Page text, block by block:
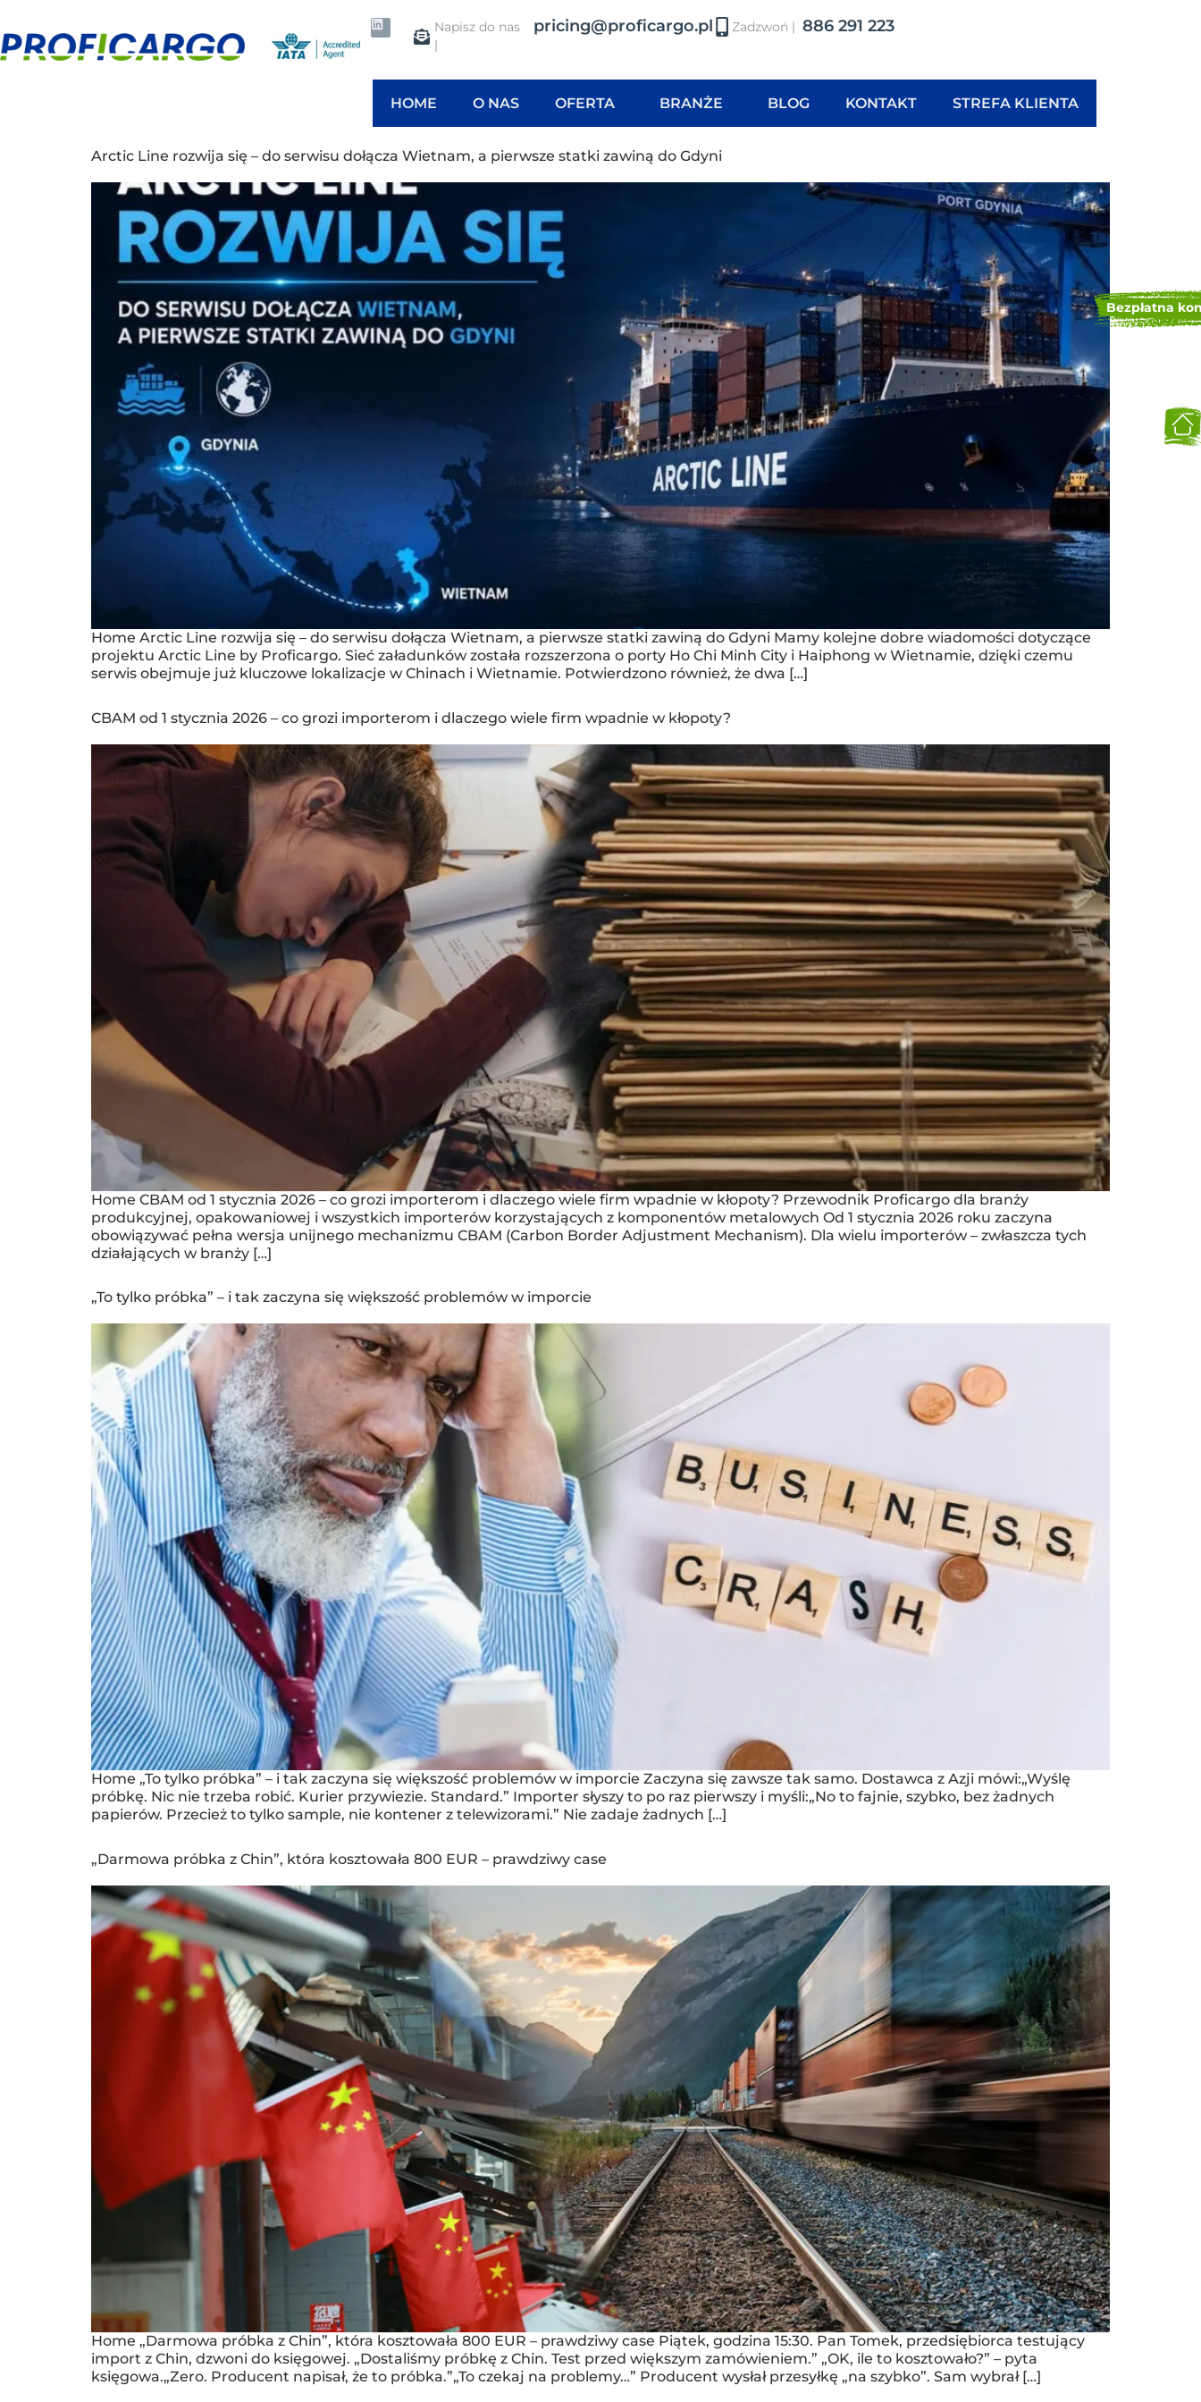
Napisz do nas
|
pricing@proficargo.pl Zadzwoń | 886 291 223
HOME O NAS OFERTA BRANŻE BLOG KONTAKT STREFA KLIENTA
Bezpłatna
Arctic Line rozwija się – do serwisu dołącza Wietnam, a pierwsze statki zawiną do Gdyni
Home Arctic Line rozwija się – do serwisu dołącza Wietnam, a pierwsze statki zawiną do Gdyni Mamy kolejne dobre wiadomości dotyczące
projektu Arctic Line by Proficargo. Sieć załadunków została rozszerzona o porty Ho Chi Minh City i Haiphong w Wietnamie, dzięki czemu
serwis obejmuje już kluczowe lokalizacje w Chinach i Wietnamie. Potwierdzono również, że dwa […]
CBAM od 1 stycznia 2026 – co grozi importerom i dlaczego wiele firm wpadnie w kłopoty?
Home CBAM od 1 stycznia 2026 – co grozi importerom i dlaczego wiele firm wpadnie w kłopoty? Przewodnik Proficargo dla branży
produkcyjnej, opakowaniowej i wszystkich importerów korzystających z komponentów metalowych Od 1 stycznia 2026 roku zaczyna
obowiązywać pełna wersja unijnego mechanizmu CBAM (Carbon Border Adjustment Mechanism). Dla wielu importerów – zwłaszcza tych
działających w branży […]
„To tylko próbka” – i tak zaczyna się większość problemów w imporcie
Home „To tylko próbka” – i tak zaczyna się większość problemów w imporcie Zaczyna się zawsze tak samo. Dostawca z Azji mówi:„Wyślę
próbkę. Nic nie trzeba robić. Kurier przywiezie. Standard.” Importer słyszy to po raz pierwszy i myśli:„No to fajnie, szybko, bez żadnych
papierów. Przecież to tylko sample, nie kontener z telewizorami.” Nie zadaje żadnych […]
„Darmowa próbka z Chin”, która kosztowała 800 EUR – prawdziwy case
Home „Darmowa próbka z Chin”, która kosztowała 800 EUR – prawdziwy case Piątek, godzina 15:30. Pan Tomek, przedsiębiorca testujący
import z Chin, dzwoni do księgowej. „Dostaliśmy próbkę z Chin. Test przed większym zamówieniem.” „OK, ile to kosztowało?” – pyta
księgowa.„Zero. Producent napisał, że to próbka.”„To czekaj na problemy…” Producent wysłał przesyłkę „na szybko”. Sam wybrał […]